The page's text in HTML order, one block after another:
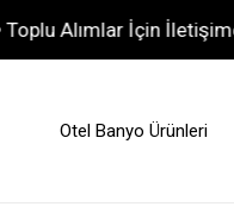
İçin İletişime
Otel Banyo Ürünleri